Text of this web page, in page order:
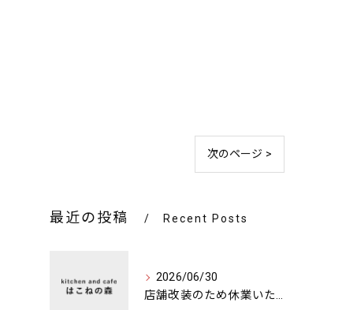
次のページ >
最近の投稿 Recent Posts
2026/06/30
店舗改装のため休業いたします。